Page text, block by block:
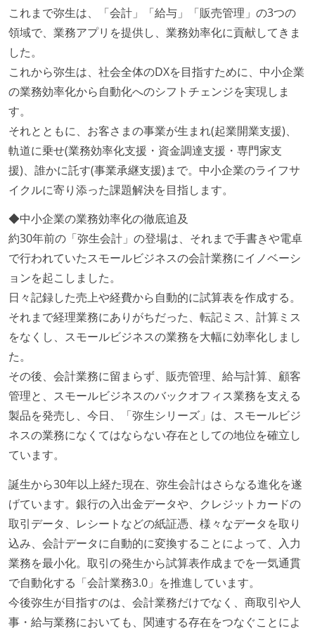
これまで弥生は、「会計」「給与」「販売管理」の3つの
領域で、業務アプリを提供し、業務効率化に貢献してきま
した。
これから弥生は、社会全体のDXを目指すために、中小企業
の業務効率化から自動化へのシフトチェンジを実現しま
す。
それとともに、お客さまの事業が生まれ(起業開業支援)、
軌道に乗せ(業務効率化支援・資金調達支援・専門家支
援)、誰かに託す(事業承継支援)まで。中小企業のライフサ
イクルに寄り添った課題解決を目指します。
◆中小企業の業務効率化の徹底追及
約30年前の「弥生会計」の登場は、それまで手書きや電卓
で行われていたスモールビジネスの会計業務にイノベーシ
ョンを起こしました。
日々記録した売上や経費から自動的に試算表を作成する。
それまで経理業務にありがちだった、転記ミス、計算ミス
をなくし、スモールビジネスの業務を大幅に効率化しまし
た。
その後、会計業務に留まらず、販売管理、給与計算、顧客
管理と、スモールビジネスのバックオフィス業務を支える
製品を発売し、今日、「弥生シリーズ」は、スモールビジ
ネスの業務になくてはならない存在としての地位を確立し
ています。
誕生から30年以上経た現在、弥生会計はさらなる進化を遂
げています。銀行の入出金データや、クレジットカードの
取引データ、レシートなどの紙証憑、様々なデータを取り
込み、会計データに自動的に変換することによって、入力
業務を最小化。取引の発生から試算表作成までを一気通貫
で自動化する「会計業務3.0」を推進しています。
今後弥生が目指すのは、会計業務だけでなく、商取引や人
事・給与業務においても、関連する存在をつなぐことによ